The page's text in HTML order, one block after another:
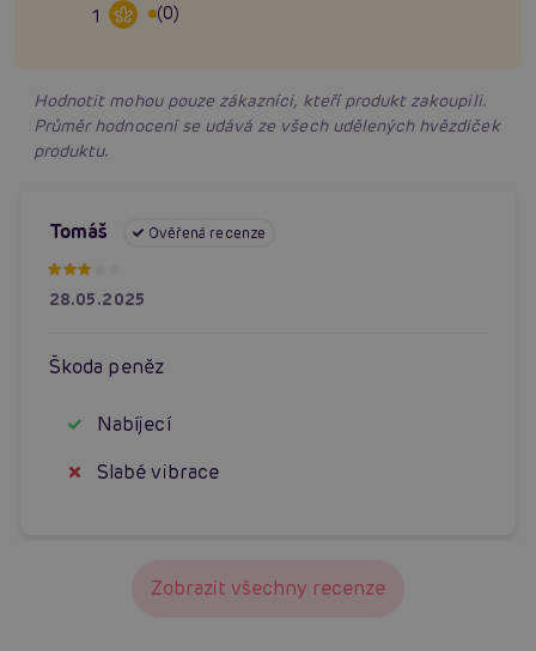
1
(0)
Hodnotit mohou pouze zákazníci, kteří produkt zakoupili.
Průměr hodnocení se udává ze všech udělených hvězdiček
produktu.
Tomáš Ověřená recenze
28.05.2025
Škoda peněz
Nabíjecí
Slabé vibrace
Zobrazit všechny recenze